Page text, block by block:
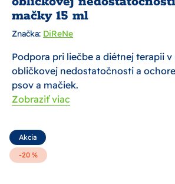
mačky 15 ml
Značka: DiReNe
Podpora pri liečbe a diétnej terapii
obličkovej nedostatočnosti a
psov a mačiek.
Zobraziť viac
Akcia
-20 %